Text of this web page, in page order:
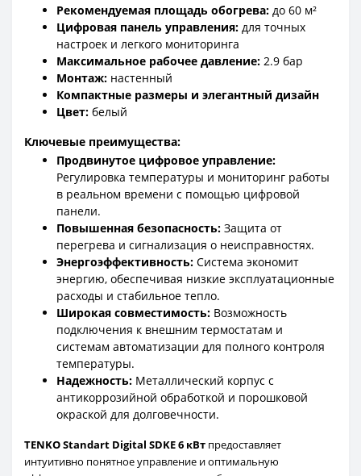
Рекомендуемая площадь обогрева: до 60 м²
Цифровая панель управления: для точных
настроек и легкого мониторинга
Максимальное рабочее давление: 2.9 бар
Монтаж: настенный
Компактные размеры и элегантный дизайн
Цвет: белый
Ключевые преимущества:
Продвинутое цифровое управление:
Регулировка температуры и мониторинг работы
в реальном времени с помощью цифровой
панели.
Повышенная безопасность: Защита от
перегрева и сигнализация о неисправностях.
Энергоэффективность: Система экономит
энергию, обеспечивая низкие эксплуатационные
расходы и стабильное тепло.
Широкая совместимость: Возможность
подключения к внешним термостатам и
системам автоматизации для полного контроля
температуры.
Надежность: Металлический корпус с
антикоррозийной обработкой и порошковой
окраской для долговечности.
TENKO Standart Digital SDKE 6 кВт предоставляет
интуитивно понятное управление и оптимальную